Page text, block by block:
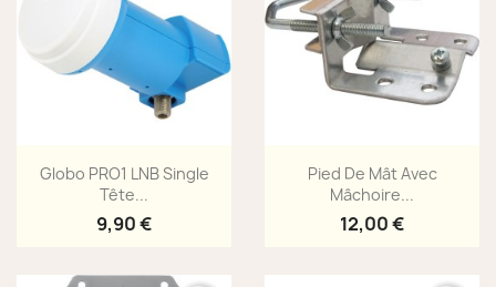
Aperçu rapide
Globo PRO1 LNB Single
Tête...
9,90 €
Aperçu rapide
Pied De Mât Avec
Mâchoire...
12,00 €